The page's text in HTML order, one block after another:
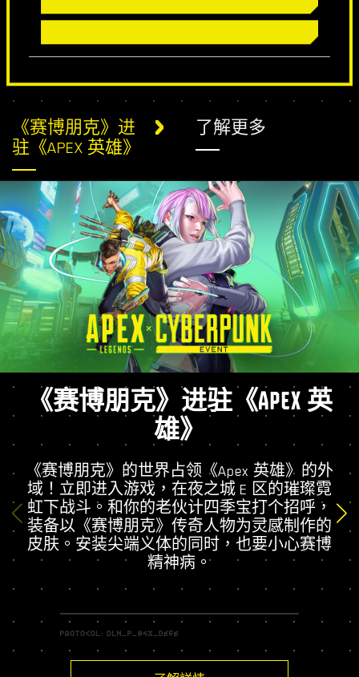
《赛博朋克》进
驻《APEX 英雄》
了解更多
《赛博朋克》进驻《APEX 英
雄》
《赛博朋克》的世界占领《Apex 英雄》的外
域！立即进入游戏，在夜之城 E 区的璀璨霓
虹下战斗。和你的老伙计四季宝打个招呼，
装备以《赛博朋克》传奇人物为灵感制作的
皮肤。安装尖端义体的同时，也要小心赛博
精神病。